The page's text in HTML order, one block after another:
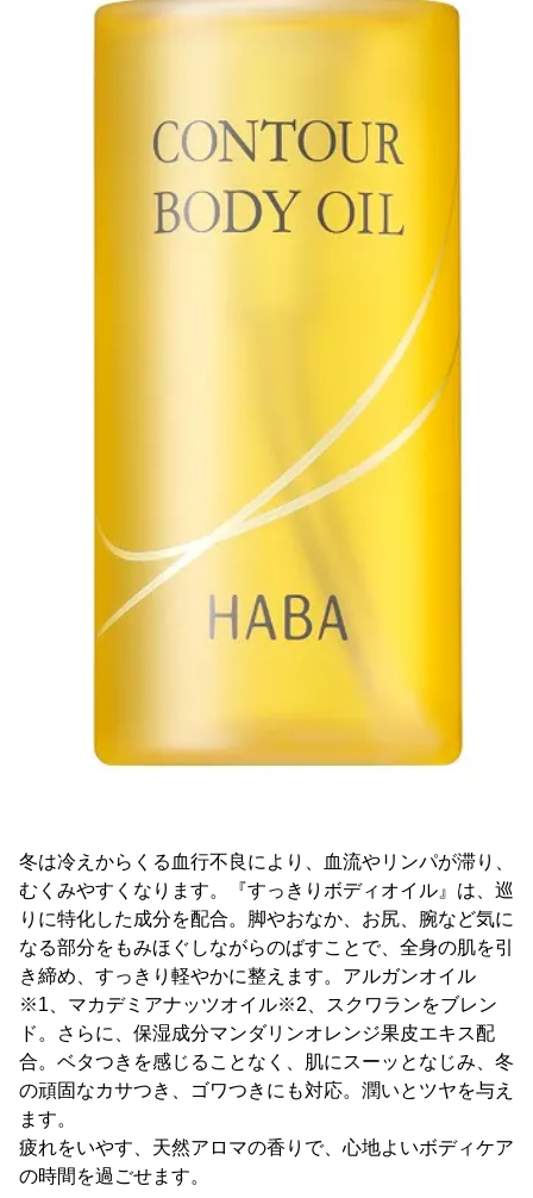
冬は冷えからくる血行不良により、血流やリンパが滞り、
むくみやすくなります。『すっきりボディオイル』は、巡
りに特化した成分を配合。脚やおなか、お尻、腕など気に
なる部分をもみほぐしながらのばすことで、全身の肌を引
き締め、すっきり軽やかに整えます。アルガンオイル
※1、マカデミアナッツオイル※2、スクワランをブレン
ド。さらに、保湿成分マンダリンオレンジ果皮エキス配
合。ベタつきを感じることなく、肌にスーッとなじみ、冬
の頑固なカサつき、ゴワつきにも対応。潤いとツヤを与え
ます。
疲れをいやす、天然アロマの香りで、心地よいボディケア
の時間を過ごせます。